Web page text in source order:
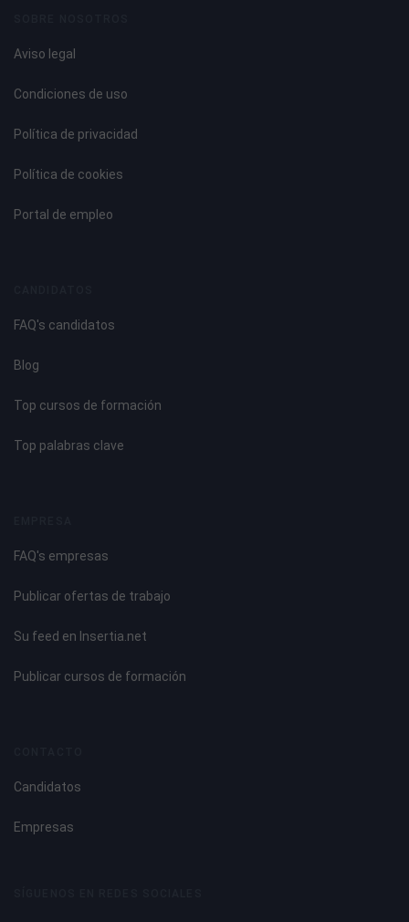
Aviso legal
Condiciones de uso
Política de privacidad
Política de cookies
Portal de empleo
FAQ's candidatos
Blog
Top cursos de formación
Top palabras clave
FAQ's empresas
Publicar ofertas de trabajo
Su feed en Insertia.net
Publicar cursos de formación
Candidatos
Empresas